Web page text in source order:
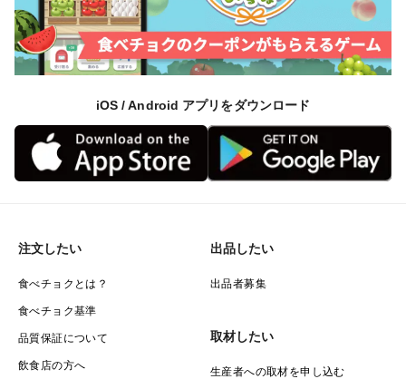
ないのでは？と考えたからです。
健康なお茶をつくるには農薬・化学肥料不使用こそ最も
理想的な栽培だと考え、日々仕事に取り組んでいます。
☑︎ お茶畑だけでなく 周辺環境も整備する
繋がっていると考えています。
として森に帰って来ることで、豊な茶畑をつくるこ循環
が生まれます。
そのため森の間伐や竹林整備をなどを行って周辺の環境
づくりにも力を入れています。
iOS / Android アプリをダウンロード
注文したい
食べチョクとは？
食べチョク基準
品質保証について
飲食店の方へ
出品したい
出品者募集
取材したい
生産者への取材を申し込む